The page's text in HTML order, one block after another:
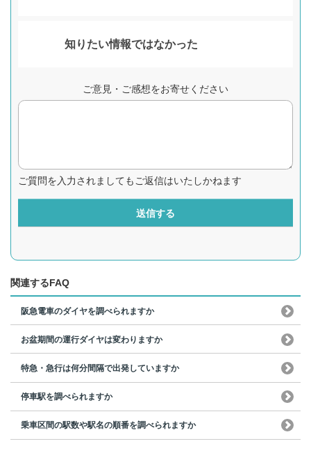
知りたい情報ではなかった
ご意見・ご感想をお寄せください
ご質問を入力されましてもご返信はいたしかねます
送信する
関連するFAQ
阪急電車のダイヤを調べられますか
お盆期間の運行ダイヤは変わりますか
特急・急行は何分間隔で出発していますか
停車駅を調べられますか
乗車区間の駅数や駅名の順番を調べられますか